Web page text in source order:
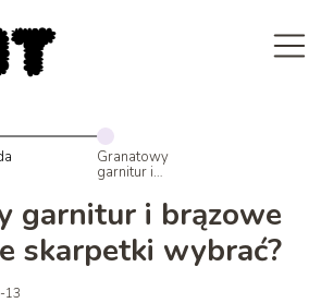
Granatowy
garnitur i
jakie skarpetki
wybrać?
garnitur i brązowe
skarpetki wybrać?
13